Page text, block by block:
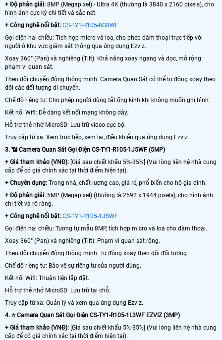
+ Độ phân giải: 8MP (Megapixel) - Ultra 4K (thường là 3840 x 2160 pixels), cho
hình ảnh cực kỳ chi tiết và sắc nét.
+ Công nghệ nổi bật: CS-TY1-R105-8G8WF
Gọi điện hai chiều: Tích hợp micro và loa, cho phép đàm thoại trực tiếp với
người ở khu vực giám sát thông qua ứng dụng Ezviz.
Xoay 360° (Pan) và nghiêng (Tilt): Khả năng xoay ngang và dọc, mở rộng
phạm vi quan sát.
Theo dõi chuyển động thông minh: Camera Quan Sát có thể tự động xoay theo
dõi các đối tượng di chuyển.
Chế độ riêng tư: Cho phép người dùng tắt ống kính khi không muốn ghi hình.
Kết nối Wifi: Dễ dàng kết nối mạng không dây.
Hỗ trợ thẻ nhớ MicroSD: Lưu trữ video cục bộ.
Truy cập từ xa: Xem trực tiếp, xem lại, điều khiển qua ứng dụng Ezviz.
3. 📶 Camera Quan Sát Gọi Điện CS-TY1-R105-1J5WF (5MP)
+ Giá tham khảo (VNĐ): [Giá sau chiết khấu 5%-35%] (Vui lòng liên hệ nhà cung
cấp để có giá chính xác tại thời điểm hiện tại).
+ Chuyên dụng: Trong nhà, chất lượng cao, giá rẻ, phổ biến cho hộ gia đình.
+ Độ phân giải: 5MP (Megapixel) (thường là 2592 x 1944 pixels), cho hình ảnh
chi tiết và rõ ràng.
+ Công nghệ nổi bật: CS-TY1-R105-1J5WF
Gọi điện hai chiều: Tương tự mẫu 8MP, tích hợp micro và loa cho đàm thoại.
Xoay 360° (Pan) và nghiêng (Tilt): Phạm vi quan sát rộng.
Theo dõi chuyển động thông minh: Tự động xoay theo dõi đối tượng.
Chế độ riêng tư: Bảo vệ sự riêng tư của người dùng.
Kết nối Wifi: Thuận tiện lắp đặt.
Hỗ trợ thẻ nhớ MicroSD: Lưu trữ tại chỗ.
Truy cập từ xa: Quản lý và xem qua ứng dụng Ezviz.
4. ⭐ Camera Quan Sát Gọi Điện CS-TY1-R105-1L3WF EZVIZ (3MP)
+ Giá tham khảo (VNĐ): [Giá sau chiết khấu 5%-35%] (Vui lòng liên hệ nhà cung
cấp để có giá chính xác tại thời điểm hiện tại).